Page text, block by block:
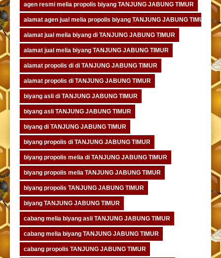
agen resmi melia propolis biyang TANJUNG JABUNG TIMUR
alamat agen jual melia propolis biyang TANJUNG JABUNG TIMUR
alamat jual melia biyang di TANJUNG JABUNG TIMUR
alamat jual melia biyang TANJUNG JABUNG TIMUR
alamat propolis di di TANJUNG JABUNG TIMUR
alamat propolis di TANJUNG JABUNG TIMUR
biyang asli di TANJUNG JABUNG TIMUR
biyang asli TANJUNG JABUNG TIMUR
biyang di TANJUNG JABUNG TIMUR
biyang propolis di TANJUNG JABUNG TIMUR
biyang propolis melia di TANJUNG JABUNG TIMUR
biyang propolis melia TANJUNG JABUNG TIMUR
biyang propolis TANJUNG JABUNG TIMUR
biyang TANJUNG JABUNG TIMUR
cabang melia biyang asli TANJUNG JABUNG TIMUR
cabang melia biyang TANJUNG JABUNG TIMUR
cabang propolis TANJUNG JABUNG TIMUR